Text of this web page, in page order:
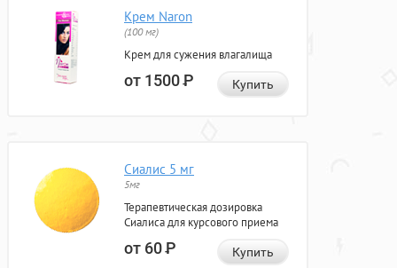
Крем Naron
(100 мг)
Крем для сужения влагалища
от 1500Р Купить
Сиалис 5 мг
5мг
Терапевтическая дозировка
Сиалиса для курсового приема
от 60Р Купить